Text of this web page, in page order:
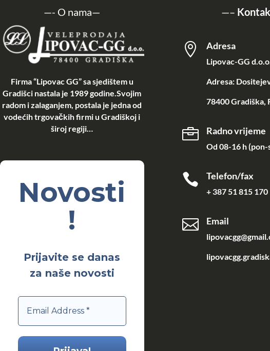
—- O nama—
Firma “Lipovac GG” sa sjedištem u
Gradišci nastala je 1989 godine.Svojim
radom i zalaganjem, postala je jedna od
vodećih trgovačkih firmi u Gradiškoj i
široj regiji…
Novosti
!
Prijavite se danas
za naše novosti
—–
 Adresa
Lipovac-GG
Adresa:
78400 Gradiška,
 Radno vrijeme
Od 08-16 h (pon-
 Telefon/fax
+ 387 51 815 170
 Email